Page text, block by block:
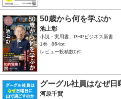
50歳から何を学ぶか
池上彰
小説・実用書、PHPビジネス新書
1巻
864pt
レビュー投稿数0件
グーグル社員はなぜ日
河原千賀